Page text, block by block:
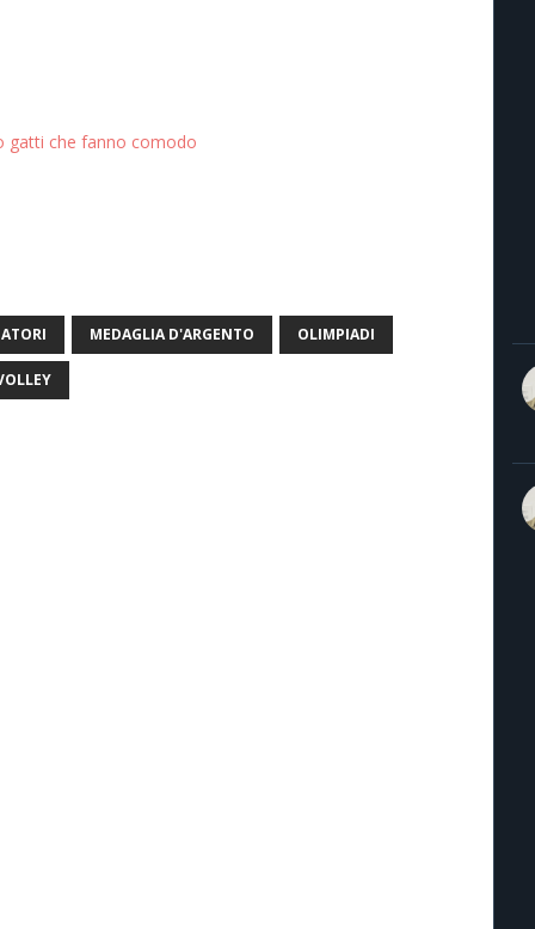
gatti che fanno comodo
MEDAGLIA D'ARGENTO OLIMPIADI